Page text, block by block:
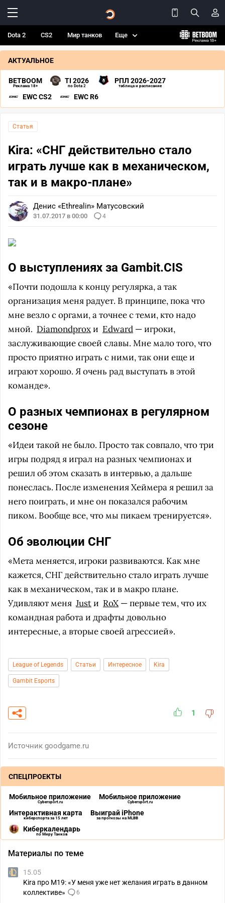
Dota 2 CS2 Мир танков Еще
АКТУАЛЬНОЕ
BETBOOM
Реклама 18+
TI 2026
по Dota 2
РПЛ 2026-2027
таблица и расписание
EWC CS2 EWC R6
Статья
Kira: «СНГ действительно стало
играть лучше как в механическом,
так и в макро-плане»
Денис «Ethrealin» Матусовский
31.07.2017 в 00:00 4
О выступлениях за Gambit.CIS
«Почти подошла к концу регулярка, а так
организация меня радует. В принципе, пока что
мне везло с оргами, а точнее с теми, кто надо
мной. Diamondproxи Edward — игроки,
заслуживающие своей славы. Мне мало того, что
просто приятно играть с ними, так они еще и
играют хорошо. Я очень рад выступать в этой
команде».
О разных чемпионах в регулярном
сезоне
«Идеи такой не было. Просто так совпало, что три
игры подряд я играл на разных чемпионах и
решил об этом сказать в интервью, а дальше
понеслась. После изменения Хеймера я решил за
него поиграть, и мне он показался рабочим
пиком. Вообще все, что мы пикаем тренируется».
Об эволюции СНГ
«Мета меняется, игроки развиваются. Как мне
кажется, СНГ действительно стало играть лучше
как в механическом, так и в макро плане.
Удивляют меня Justи RoX — первые тем, что их
командная работа и драфты довольно
интересные, а вторые своей агрессией».
League of Legends Статьи Интересное Kira
Gambit Esports
1
Источник goodgame.ru
СПЕЦПРОЕКТЫ
Мобильное приложение
Cybersport.ru
Мобильное приложение
Cybersport.ru
Интерактивная карта
киберспорта за 15 лет
Выиграй iPhone
за прогнозы на MLBB
Киберкалендарь
по Миру Танков
Материалы по теме
15.05
Kira про М19: «У меня уже нет желания играть в данном
коллективе»
6